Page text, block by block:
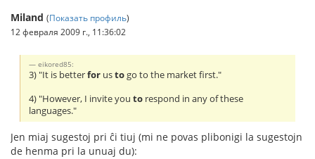
Miland (Показать профиль)
12 февраля 2009 г., 11:36:02
eikored85:
3) "It is betterfor ustogo to the market first."
4) "However, I invite youto respond in any of these
languages."
Jen miaj sugestoj pri ĉi tiuj (mi ne povas plibonigi la sugestojn
de henma pri la unuaj du):